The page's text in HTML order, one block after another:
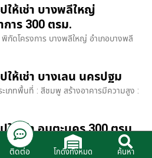
ให้เช่า บางพลีใหญ่
าร 300 ตรม.
กัดโครงการ บางพลีใหญ่ อำเภอบางพลี
ให้เช่า บางเลน นครปฐม
เภทพื้นที่ : สีชมพู สร้างอาคารมีความสูง :
ให้เช่า อมตะนคร 300 ตรม.
กัด ติดนิคมอมตะนคร อ.พานทอง จ.ชลบุรี
ติดต่อ โกดังทั้งหมด ค้นหา